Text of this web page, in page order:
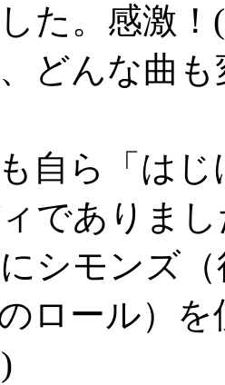
た。感激
どんな曲も
自ら「は
でありま
シモンズ
のロール）